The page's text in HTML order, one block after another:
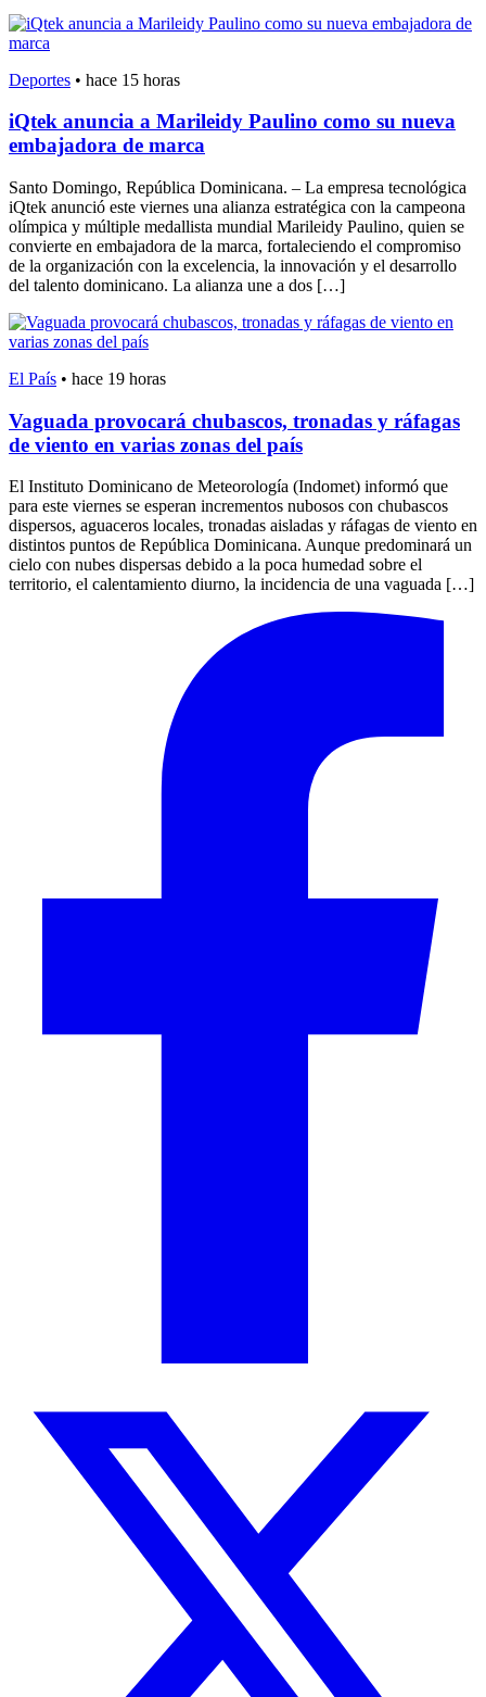
Deportes • hace 15 horas
iQtek anuncia a Marileidy Paulino como su nueva
embajadora de marca
Santo Domingo, República Dominicana. – La empresa tecnológica
iQtek anunció este viernes una alianza estratégica con la campeona
olímpica y múltiple medallista mundial Marileidy Paulino, quien se
convierte en embajadora de la marca, fortaleciendo el compromiso
de la organización con la excelencia, la innovación y el desarrollo
del talento dominicano. La alianza une a dos […]
El País • hace 19 horas
Vaguada provocará chubascos, tronadas y ráfagas
de viento en varias zonas del país
El Instituto Dominicano de Meteorología (Indomet) informó que
para este viernes se esperan incrementos nubosos con chubascos
dispersos, aguaceros locales, tronadas aisladas y ráfagas de viento en
distintos puntos de República Dominicana. Aunque predominará un
cielo con nubes dispersas debido a la poca humedad sobre el
territorio, el calentamiento diurno, la incidencia de una vaguada […]